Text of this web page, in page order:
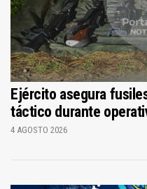
Ejército asegura
táctico durante
4 AGOSTO 2026